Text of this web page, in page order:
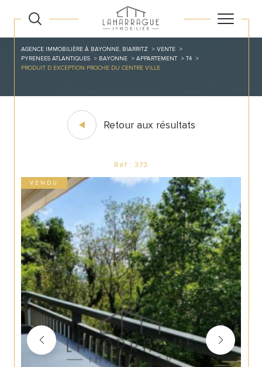
AGENCE IMMOBILIÈRE À BAYONNE, BIARRITZ
VENTE
PYRENEES ATLANTIQUES
BAYONNE APPARTEMENT
T4
PRODUIT D EXCEPTION PROCHE DU CENTRE VILLE
Retour aux résultats
Réf : 373
VENDU